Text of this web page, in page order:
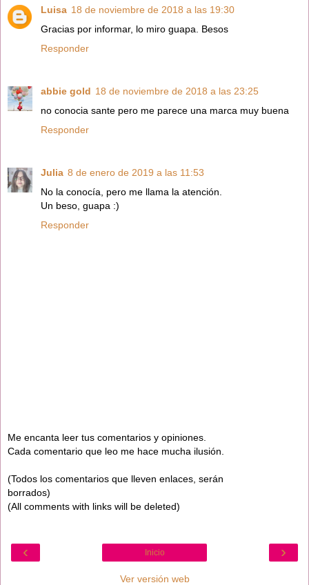
Luisa 18 de noviembre de 2018 a las 19:30
Gracias por informar, lo miro guapa. Besos
Responder
abbie gold 18 de noviembre de 2018 a las 23:25
no conocia sante pero me parece una marca muy buena
Responder
Julia 8 de enero de 2019 a las 11:53
No la conocía, pero me llama la atención.
Un beso, guapa :)
Responder
Me encanta leer tus comentarios y opiniones.
Cada comentario que leo me hace mucha ilusión.
(Todos los comentarios que lleven enlaces, serán
borrados)
(All comments with links will be deleted)
‹ ›
Inicio
Ver versión web